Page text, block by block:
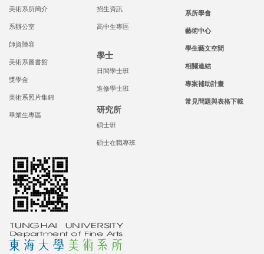
美術系所簡介
系辦公室
師資陣容
美術系圖書館
獎學金
美術系照片集錦
畢業生專區
招生資訊
高中生專區
學士
日間學士班
進修學士班
研究所
碩士班
碩士在職專班
系所學會
藝術中心
學生藝文空間
相關連結
專案補助計畫
常見問題與表格下載